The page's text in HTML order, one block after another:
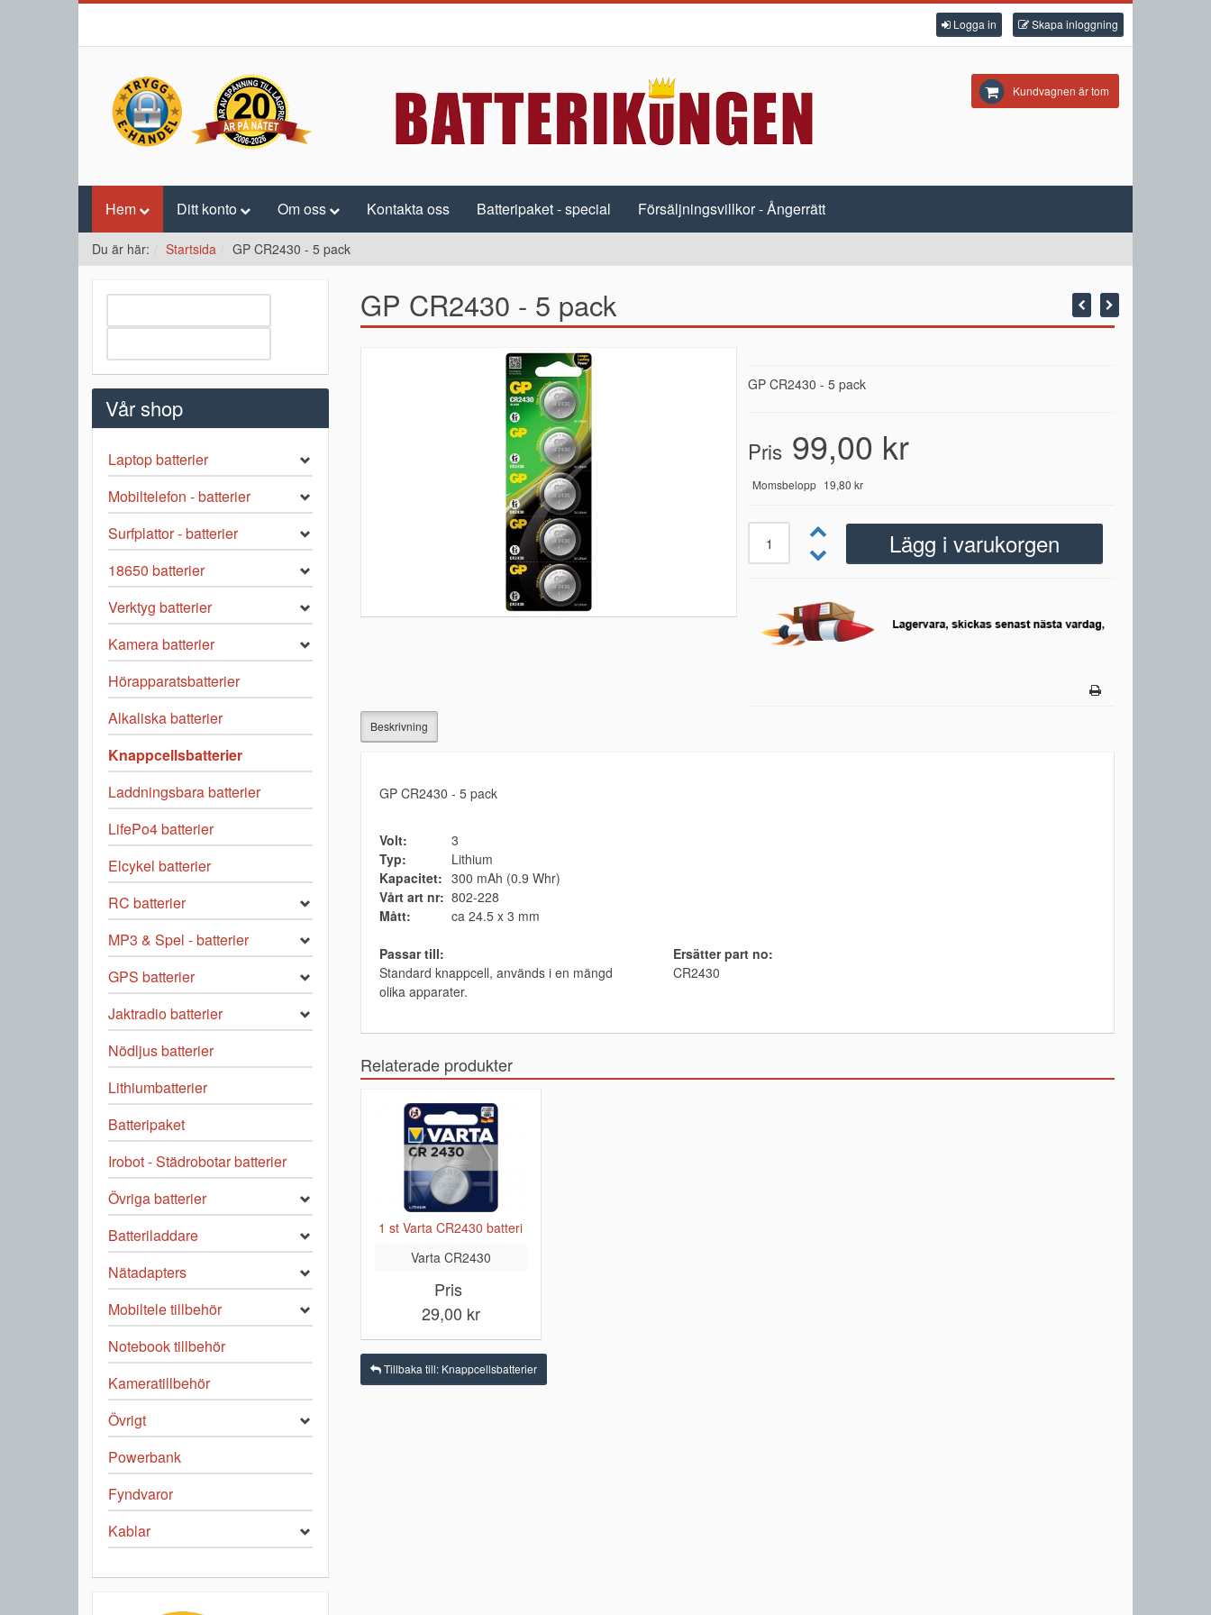
Logga in Skapa inloggning
Kundvagnen är tom
Hem Ditt konto Om oss Kontakta oss Batteripaket - special Försäljningsvillkor - Ångerrätt
Du är här: Startsida GP CR2430 - 5 pack
GP CR2430 - 5 pack
GP CR2430 - 5 pack
Pris 99,00 kr
Momsbelopp 19,80 kr
Beskrivning
GP CR2430 - 5 pack
Volt:
3
Typ:
Lithium
Kapacitet: 300 mAh (0.9 Whr)
Vårt art nr: 802-228
Mått:
ca 24.5 x 3 mm
Passar till:
Ersätter part no:
Standard knappcell, används i en mängd
olika apparater.
CR2430
Relaterade produkter
1 st Varta CR2430 batteri
Varta CR2430
Pris
29,00 kr
Tillbaka till: Knappcellsbatterier
Vår shop
Laptop batterier
Mobiltelefon - batterier
Surfplattor - batterier
18650 batterier
Verktyg batterier
Kamera batterier
Hörapparatsbatterier
Alkaliska batterier
Knappcellsbatterier
Laddningsbara batterier
LifePo4 batterier
Elcykel batterier
RC batterier
MP3 & Spel - batterier
GPS batterier
Jaktradio batterier
Nödljus batterier
Lithiumbatterier
Batteripaket
Irobot - Städrobotar batterier
Övriga batterier
Batteriladdare
Nätadapters
Mobiltele tillbehör
Notebook tillbehör
Kameratillbehör
Övrigt
Powerbank
Fyndvaror
Kablar